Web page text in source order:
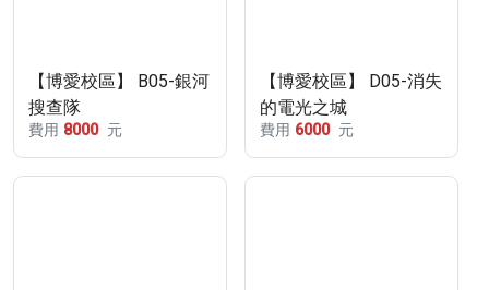
【博愛校區】 B05-銀河
搜查隊
費用 8000 元
【博愛校區】 D05-消失
的電光之城
費用 6000 元